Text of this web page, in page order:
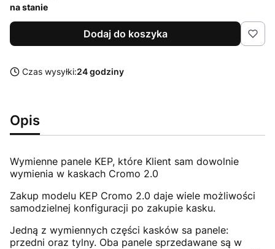
na stanie
Dodaj do koszyka
Czas wysyłki:24 godziny
Opis
Wymienne panele KEP, które Klient sam dowolnie
wymienia w kaskach Cromo 2.0
Zakup modelu KEP Cromo 2.0 daje wiele możliwości
samodzielnej konfiguracji po zakupie kasku.
Jedną z wymiennych części kasków sa panele:
przedni oraz tylny. Oba panele sprzedawane są w